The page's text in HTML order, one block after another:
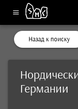
Назад к поиску
Германии